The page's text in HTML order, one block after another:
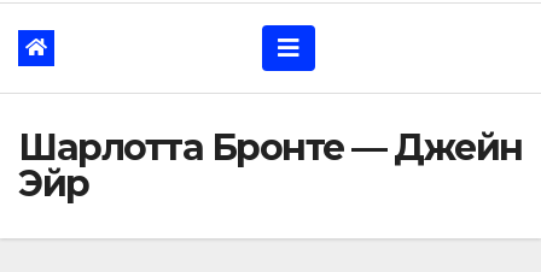
Шарлотта Бронте — Джейн
Эйр